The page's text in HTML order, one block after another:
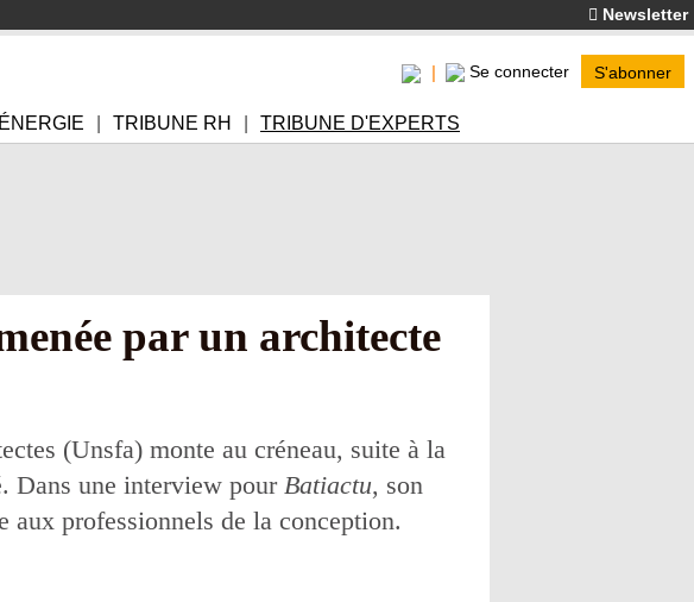
Newsletter
Se connecter S'abonner
TRIBUNE RH TRIBUNE D'EXPERTS
par un architecte
(Unsfa) monte au créneau, suite à la
Dans une interview pour Batiactu, son
aux professionnels de la conception.